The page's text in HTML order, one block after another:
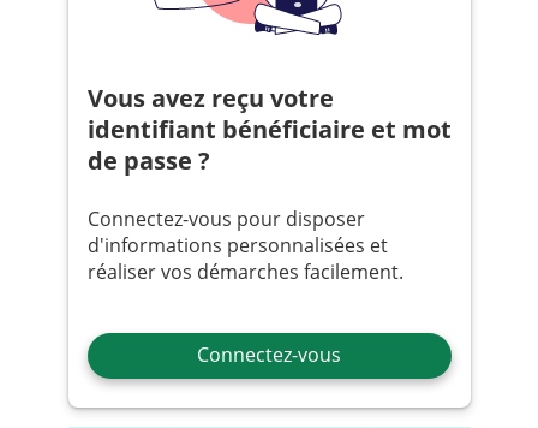
Vous avez reçu votre
identifiant bénéficiaire et mot
de passe ?
Connectez-vous pour disposer
d'informations personnalisées et
réaliser vos démarches facilement.
Connectez-vous